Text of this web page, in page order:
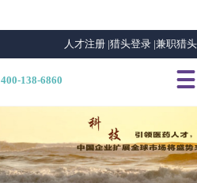
人才注册 |猎头登录 |兼职猎头
400-138-6860 